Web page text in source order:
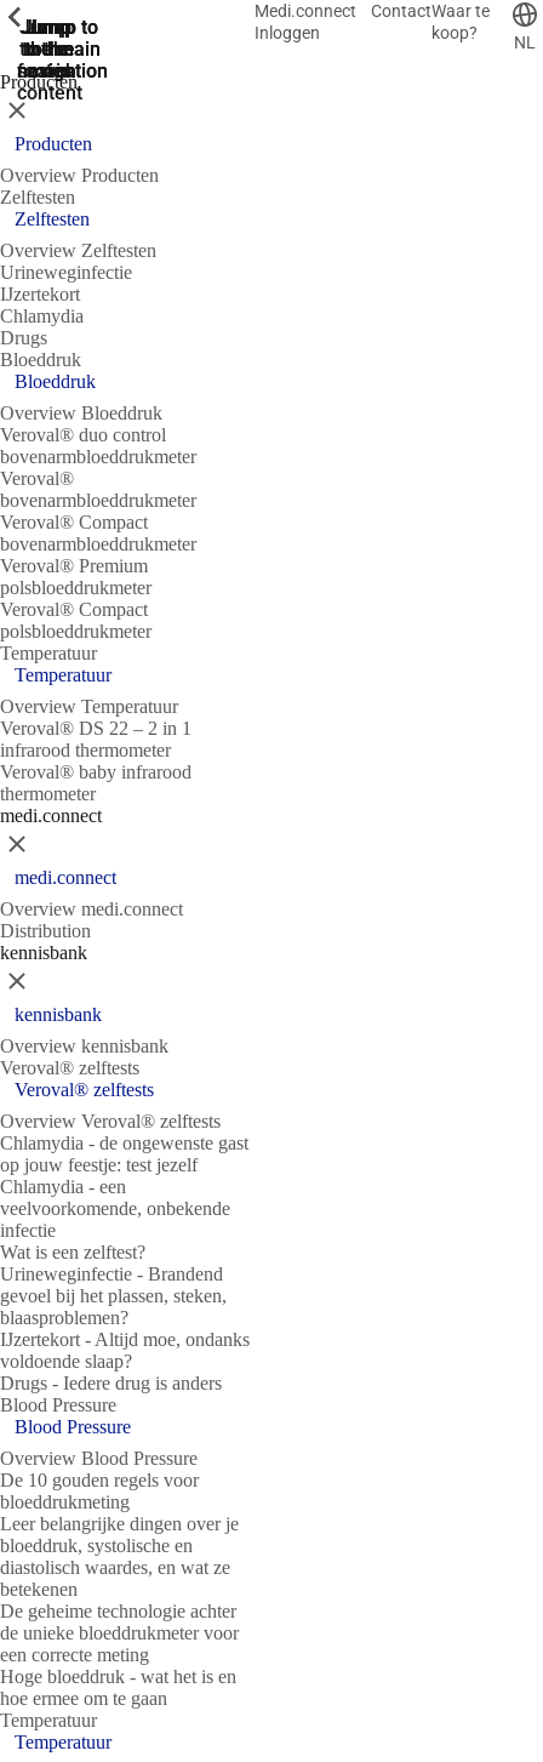
Jump
to the
search
Jump to
the main
navigation
Jump to
the main
navigation
Jump
to the
main
content
Jump
to the
footer
Medi.connect
Inloggen
ContactWaar te
koop?
NL
Producten
ShowPrevious
Sluit
Producten
Overview Producten
Zelftesten
ShowPrevious
Zelftesten
Overview Zelftesten
Urineweginfectie
IJzertekort
Chlamydia
Drugs
Bloeddruk
ShowPrevious
Bloeddruk
Overview Bloeddruk
Veroval® duo control
bovenarmbloeddrukmeter
Veroval®
bovenarmbloeddrukmeter
Veroval® Compact
bovenarmbloeddrukmeter
Veroval® Premium
polsbloeddrukmeter
Veroval® Compact
polsbloeddrukmeter
Temperatuur
ShowPrevious
Temperatuur
Overview Temperatuur
Veroval® DS 22 – 2 in 1
infrarood thermometer
Veroval® baby infrarood
thermometer
medi.connect
ShowPrevious
Sluit
medi.connect
Overview medi.connect
Distribution
kennisbank
ShowPrevious
Sluit
kennisbank
Overview kennisbank
Veroval® zelftests
ShowPrevious
Veroval® zelftests
Overview Veroval® zelftests
Chlamydia - de ongewenste gast
op jouw feestje: test jezelf
Chlamydia - een
veelvoorkomende, onbekende
infectie
Wat is een zelftest?
Urineweginfectie - Brandend
gevoel bij het plassen, steken,
blaasproblemen?
IJzertekort - Altijd moe, ondanks
voldoende slaap?
Drugs - Iedere drug is anders
Blood Pressure
ShowPrevious
Blood Pressure
Overview Blood Pressure
De 10 gouden regels voor
bloeddrukmeting
Leer belangrijke dingen over je
bloeddruk, systolische en
diastolisch waardes, en wat ze
betekenen
De geheime technologie achter
de unieke bloeddrukmeter voor
een correcte meting
Hoge bloeddruk - wat het is en
hoe ermee om te gaan
Temperatuur
ShowPrevious
Temperatuur